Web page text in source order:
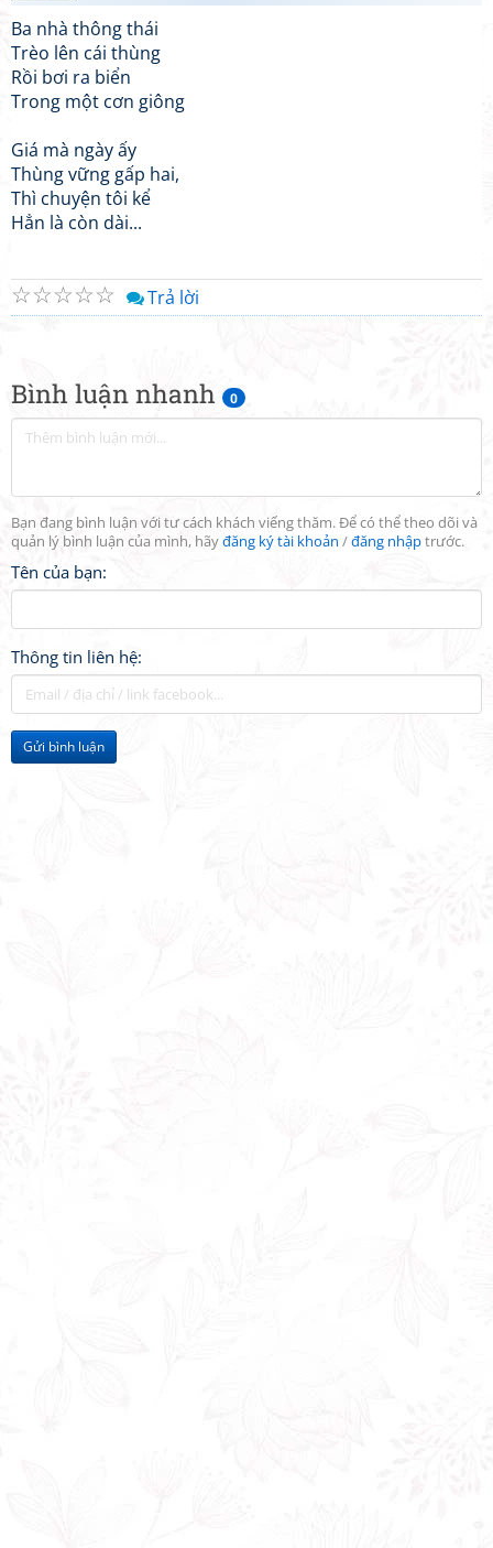
Bình luận nhanh 0
Bạn đang bình luận với tư cách khách viếng thăm. Để có thể theo dõi và
quản lý bình luận của mình, hãyđăng ký tài khoản /đăng nhậptrước.
Tên của bạn:
Thông tin liên hệ:
Gửi bình luận
Ba nhà thông thái
Trèo lên cái thùng
Rồi bơi ra biển
Trong một cơn giông
Giá mà ngày ấy
Thùng vững gấp hai,
Thì chuyện tôi kể
Hẳn là còn dài...
☆
☆
☆
☆
☆ Trả lời